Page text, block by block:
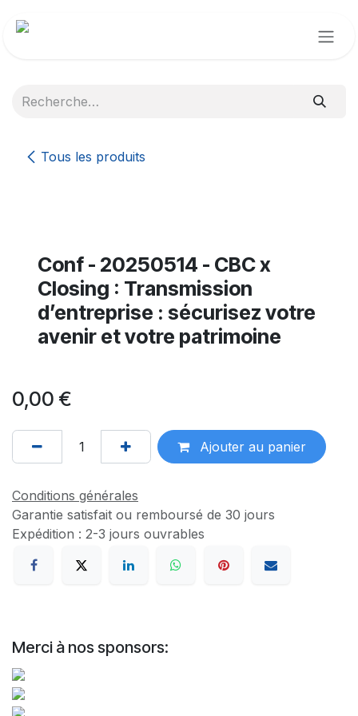
Tous les produits
Conf - 20250514 - CBC x
Closing : Transmission
d’entreprise : sécurisez votre
avenir et votre patrimoine
0,00 €
Ajouter au panier
Conditions générales
Garantie satisfait ou remboursé de 30 jours
Expédition : 2-3 jours ouvrables
Merci à nos sponsors: